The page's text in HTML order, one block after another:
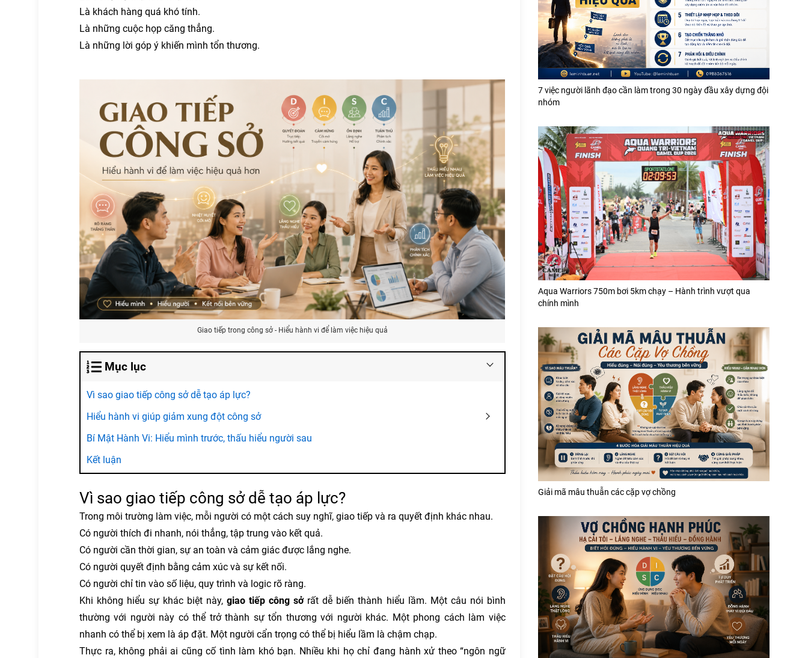
Là khách hàng quá khó tính.
Là những cuộc họp căng thẳng.
Là những lời góp ý khiến mình tổn thương.
Giao tiếp trong công sở - Hiểu hành vi để làm việc hiệu quả
Mục lục
Vì sao giao tiếp công sở dễ tạo áp lực?
Hiểu hành vi giúp giảm xung đột công sở
Bí Mật Hành Vi: Hiểu mình trước, thấu hiểu người sau
Kết luận
Vì sao giao tiếp công sở dễ tạo áp lực?
Trong môi trường làm việc, mỗi người có một cách suy nghĩ, giao tiếp và ra quyết định khác nhau.
Có người thích đi nhanh, nói thẳng, tập trung vào kết quả.
Có người cần thời gian, sự an toàn và cảm giác được lắng nghe.
Có người quyết định bằng cảm xúc và sự kết nối.
Có người chỉ tin vào số liệu, quy trình và logic rõ ràng.
Khi không hiểu sự khác biệt này,giao tiếp công sởrất dễ biến thành hiểu lầm. Một câu nói bình
thường với người này có thể trở thành sự tổn thương với người khác. Một phong cách làm việc
nhanh có thể bị xem là áp đặt. Một người cẩn trọng có thể bị hiểu lầm là chậm chạp.
Thực ra, không phải ai cũng cố tình làm khó bạn. Nhiều khi họ chỉ đang hành xử theo “ngôn ngữ
7 việc người lãnh đạo cần làm trong 30 ngày đầu xây dựng đội
nhóm
Aqua Warriors 750m bơi 5km chạy – Hành trình vượt qua
chính mình
Giải mã mâu thuẫn các cặp vợ chồng